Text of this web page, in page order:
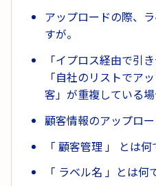
アップロードの際、
すが。
「イプロス経由で引
「自社のリストでア
客」が重複している
顧客情報のアップロー
「 顧客管理 」 とは何
「 ラベル名 」とは何